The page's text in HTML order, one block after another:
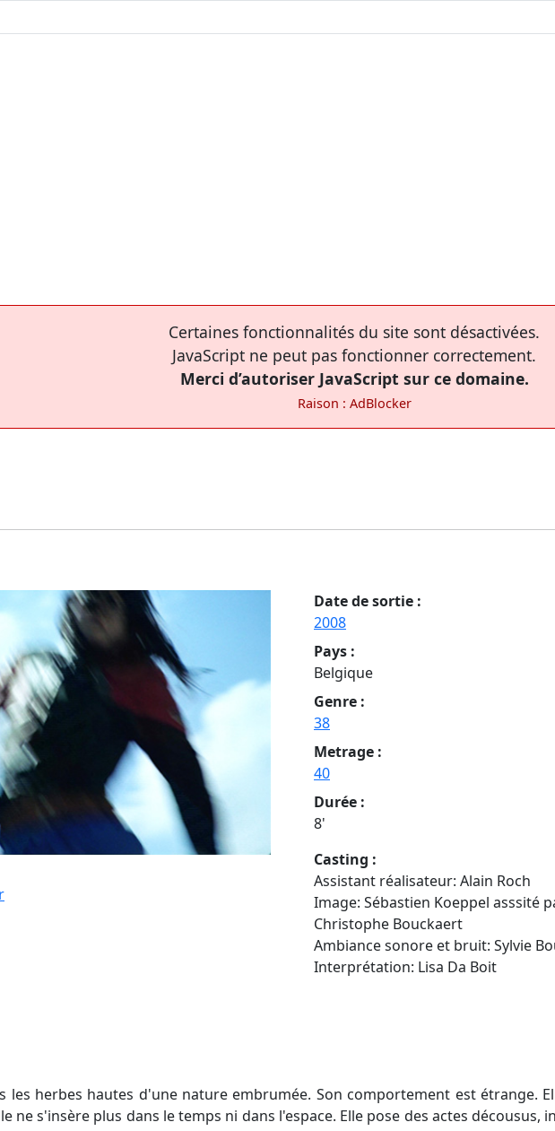
Certaines fonctionnalités du site sont désactivées.
JavaScript ne peut pas fonctionner correctement.
Merci d’autoriser JavaScript sur ce domaine.
Raison : AdBlocker
Date de sortie :
2008
Pays :
Belgique
Genre :
38
Metrage :
40
Durée :
8'
Casting :
Assistant réalisateur: Alain Roch
Image: Sébastien Koeppel asssité
Christophe Bouckaert
Ambiance sonore et bruit: Sylvie
Interprétation: Lisa Da Boit
les herbes hautes d'une nature embrumée. Son comportement est étrange.
ne s'insère plus dans le temps ni dans l'espace. Elle pose des actes